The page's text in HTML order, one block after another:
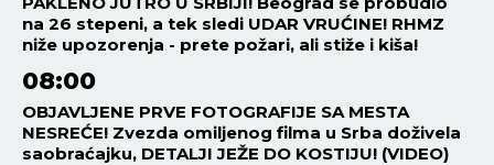
na 26 stepeni, a tek sledi UDAR VRUĆINE! RHMZ
niže upozorenja - prete požari, ali stiže i kiša!
08:00
OBJAVLJENE PRVE FOTOGRAFIJE SA MESTA
NESREĆE! Zvezda omiljenog filma u Srba doživela
saobraćajku, DETALJI JEŽE DO KOSTIJU! (VIDEO)